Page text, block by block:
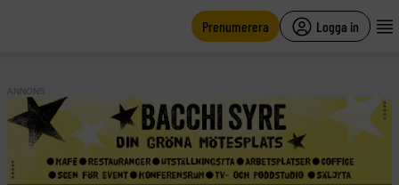
Prenumerera Logga in
ANNONS